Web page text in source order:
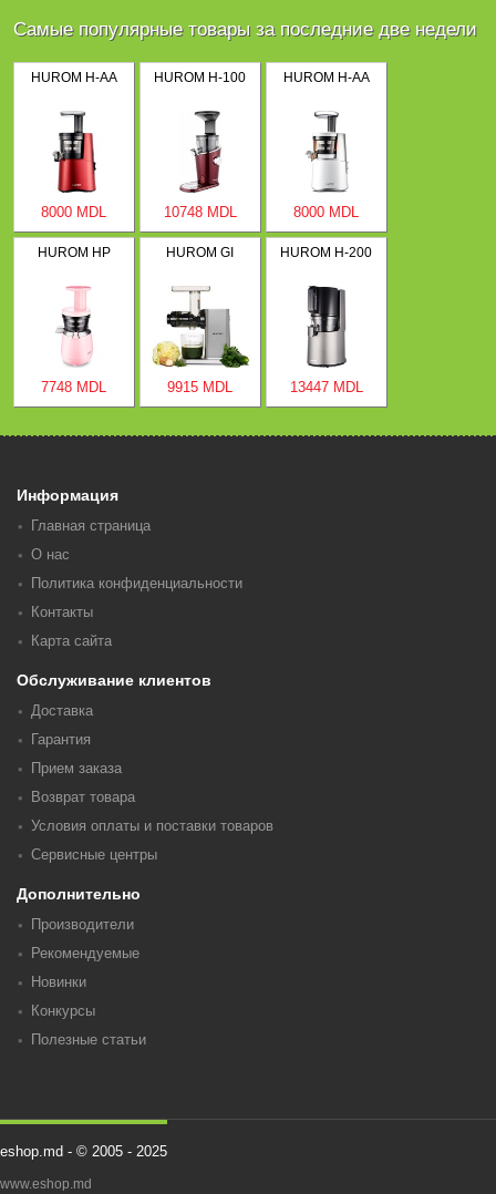
Самые популярные товары за последние две недели
HUROM H-AA
8000 MDL
HUROM H-100
10748 MDL
HUROM H-AA
8000 MDL
HUROM HP
7748 MDL
HUROM GI
9915 MDL
HUROM H-200
13447 MDL
Информация
Главная страница
О нас
Политика конфиденциальности
Контакты
Карта сайта
Обслуживание клиентов
Доставка
Гарантия
Прием заказа
Возврат товара
Условия оплаты и поставки товаров
Сервисные центры
Дополнительно
Производители
Рекомендуемые
Новинки
Конкурсы
Полезные статьи
eshop.md - © 2005 - 2025
www.eshop.md